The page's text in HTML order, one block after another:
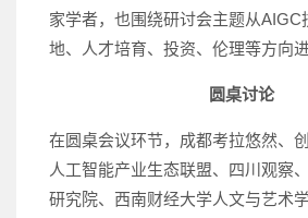
家学者，也围绕研讨会主题从AIGC
地、人才培育、投资、伦理等方向
圆桌讨论
在圆桌会议环节，成都考拉悠然、
人工智能产业生态联盟、四川观察
研究院、西南财经大学人文与艺术